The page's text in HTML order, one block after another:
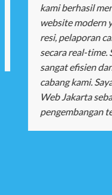
kami berhasil
website modern
resi, pelaporan
secara real-time.
sangat efisien dan
cabang kami. Saya
Web Jakarta
pengembangan